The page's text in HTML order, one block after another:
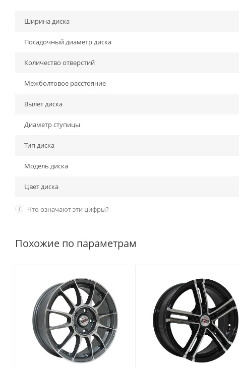
Ширина диска
Посадочный диаметр диска
Количество отверстий
Межболтовое расстояние
Вылет диска
Диаметр ступицы
Тип диска
Модель диска
Цвет диска
? Что означают эти цифры?
Похожие по параметрам